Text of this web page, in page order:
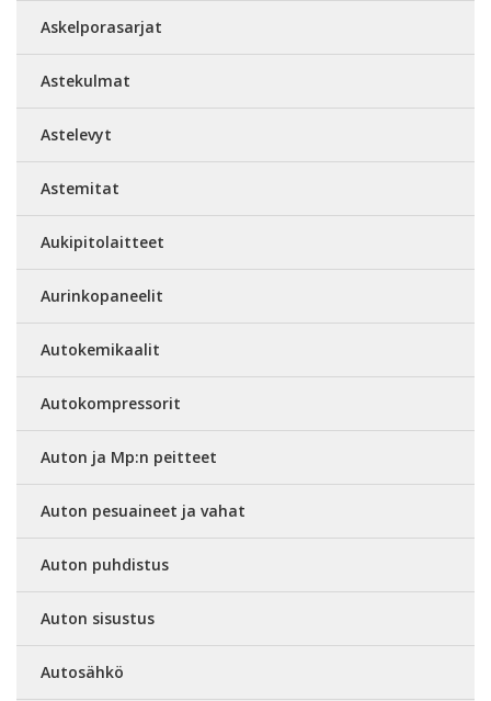
Askelporasarjat
Astekulmat
Astelevyt
Astemitat
Aukipitolaitteet
Aurinkopaneelit
Autokemikaalit
Autokompressorit
Auton ja Mp:n peitteet
Auton pesuaineet ja vahat
Auton puhdistus
Auton sisustus
Autosähkö